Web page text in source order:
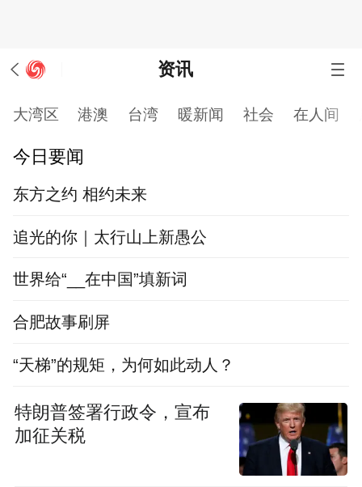
资讯
大湾区 港澳 台湾 暖新闻 社会 在人间
今日要闻
东方之约 相约未来
追光的你｜太行山上新愚公
世界给“__在中国”填新词
合肥故事刷屏
“天梯”的规矩，为何如此动人？
特朗普签署行政令，宣布
加征关税